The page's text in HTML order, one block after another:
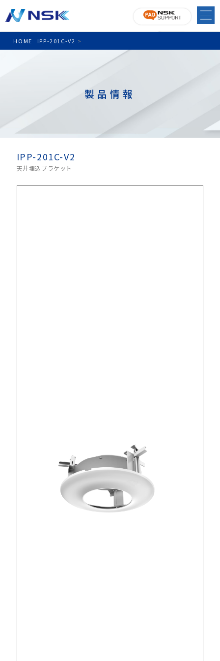
HOME >
IPP-201C-V2
製品情報
IPP-201C-V2
天井埋込ブラケット